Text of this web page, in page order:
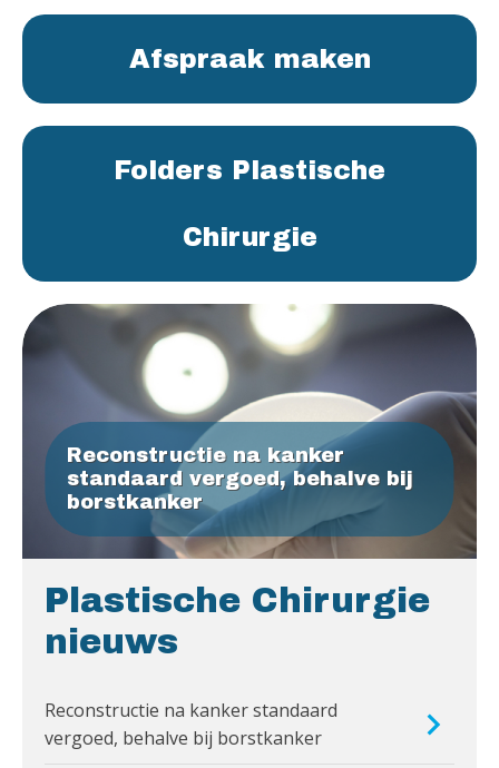
Afspraak maken
Folders Plastische
Chirurgie
Reconstructie na kanker
standaard vergoed, behalve bij
borstkanker
Plastische Chirurgie
nieuws
Reconstructie na kanker standaard
vergoed, behalve bij borstkanker